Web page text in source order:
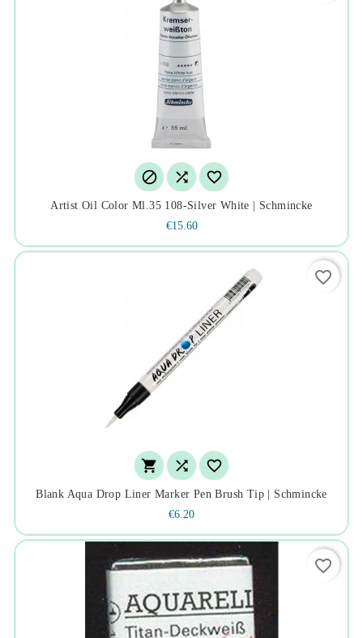
  
Artist Oil Color Ml.35 108-Silver White | Schmincke
€15.60
  
Blank Aqua Drop Liner Marker Pen Brush Tip | Schmincke
€6.20
favorite_border
favorite_border